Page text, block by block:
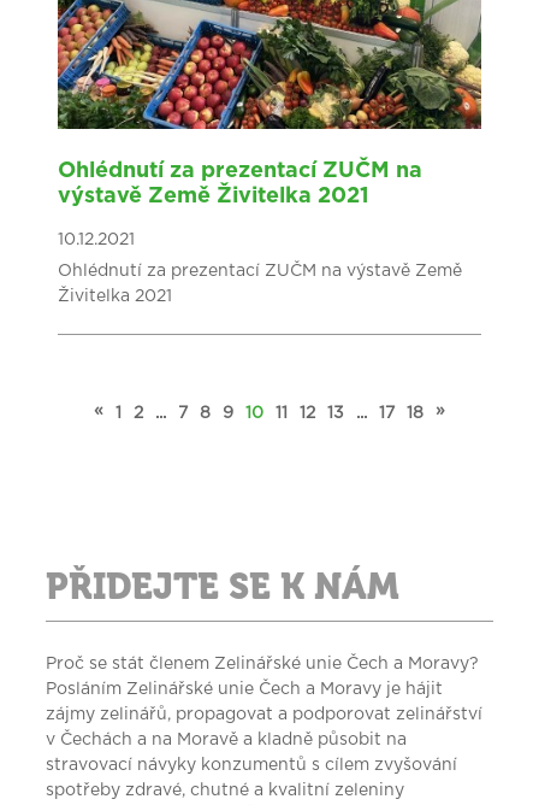
Ohlédnutí za prezentací ZUČM na
výstavě Země Živitelka 2021
10.12.2021
Ohlédnutí za prezentací ZUČM na výstavě Země
Živitelka 2021
« 1 2 ... 7 8 9 10 11 12 13 ... 17 18 »
PŘIDEJTE SE K NÁM
Proč se stát členem Zelinářské unie Čech a Moravy?
Posláním Zelinářské unie Čech a Moravy je hájit
zájmy zelinářů, propagovat a podporovat zelinářství
v Čechách a na Moravě a kladně působit na
stravovací návyky konzumentů s cílem zvyšování
spotřeby zdravé, chutné a kvalitní zeleniny